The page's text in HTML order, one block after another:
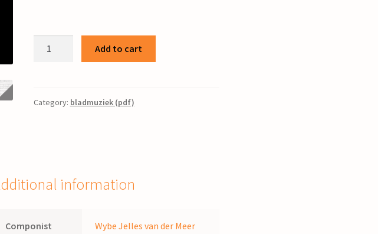
/
quantity
Add to cart
Category: bladmuziek (pdf)
information
Componist Wybe Jelles van der Meer